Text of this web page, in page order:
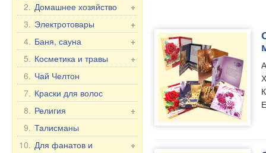
+
2. Домашнее хозяйство
Мангалы, гриль
Шампуры
Мантоварки
Товары для дома
Бытовая химия
Пельменницы, формы
и ножи для теста
Клеёнка в рулонах
Мясорубки
+
3. Электротовары
Электротовары для
кухни
Прочие электротовары
+
4. Баня, сауна
Веники для бани
Текстиль для бани
Аксессуары для бани
Косметика для бани и
ванны
+
5. Косметика и травы
Подарочные наборы
Бабушка Агафья
Репейник
Лошадиная Линия
Belle Jardin
6. Чай Челтон
7. Краски для волос
+
8. Религия
Иконы в машину
Настольные иконы, 2-,
9. Талисманы
+
10. Для фанатов и